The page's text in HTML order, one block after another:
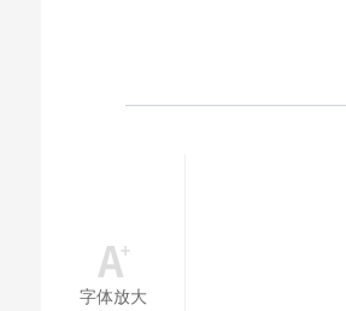
字体放大